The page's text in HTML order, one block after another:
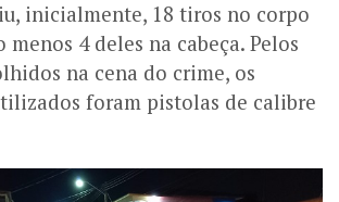
inicialmente, 18 tiros no corpo
4 deles na cabeça. Pelos
na cena do crime, os
foram pistolas de calibre